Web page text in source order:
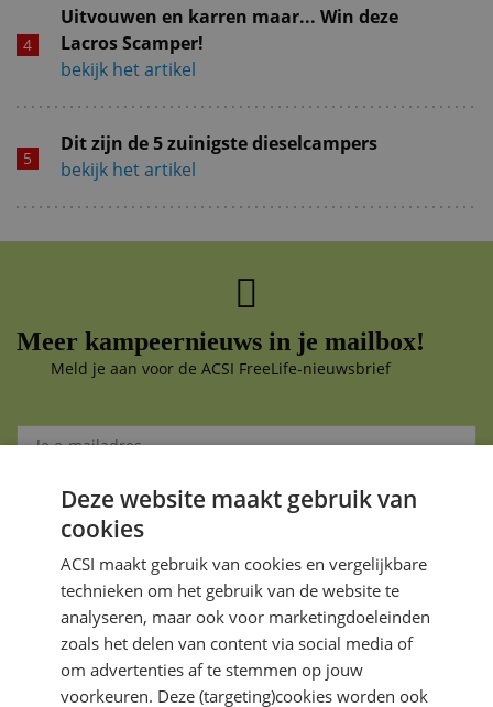
Uitvouwen en karren maar... Win deze
Lacros Scamper!
bekijk het artikel
Dit zijn de 5 zuinigste dieselcampers
bekijk het artikel
Meer kampeernieuws in je mailbox!
Meld je aan voor de ACSI FreeLife-nieuwsbrief
Aanmelden
Je gegevens zijn veilig en worden niet gedeeld met anderen
Deze website maakt gebruik van
cookies
ACSI maakt gebruik van cookies en vergelijkbare
technieken om het gebruik van de website te
analyseren, maar ook voor marketingdoeleinden
zoals het delen van content via social media of
om advertenties af te stemmen op jouw
voorkeuren. Deze (targeting)cookies worden ook